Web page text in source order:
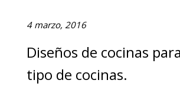
4 marzo, 2016
Diseños de cocinas
tipo de cocinas.